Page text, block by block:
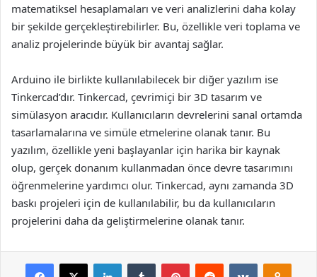
matematiksel hesaplamaları ve veri analizlerini daha kolay
bir şekilde gerçekleştirebilirler. Bu, özellikle veri toplama ve
analiz projelerinde büyük bir avantaj sağlar.
Arduino ile birlikte kullanılabilecek bir diğer yazılım ise
Tinkercad’dır. Tinkercad, çevrimiçi bir 3D tasarım ve
simülasyon aracıdır. Kullanıcıların devrelerini sanal ortamda
tasarlamalarına ve simüle etmelerine olanak tanır. Bu
yazılım, özellikle yeni başlayanlar için harika bir kaynak
olup, gerçek donanım kullanmadan önce devre tasarımını
öğrenmelerine yardımcı olur. Tinkercad, aynı zamanda 3D
baskı projeleri için de kullanılabilir, bu da kullanıcıların
projelerini daha da geliştirmelerine olanak tanır.
Facebook
X LinkedInTumblr PinterestReddit VKontakte